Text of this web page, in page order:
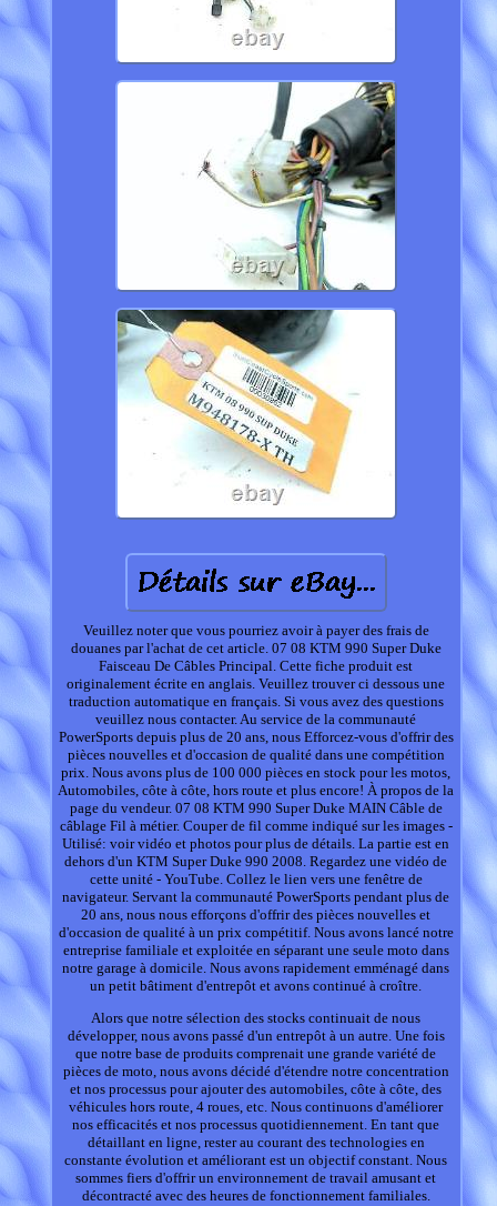
Veuillez noter que vous pourriez avoir à payer des frais de
douanes par l'achat de cet article. 07 08 KTM 990 Super Duke
Faisceau De Câbles Principal. Cette fiche produit est
originalement écrite en anglais. Veuillez trouver ci dessous une
traduction automatique en français. Si vous avez des questions
veuillez nous contacter. Au service de la communauté
PowerSports depuis plus de 20 ans, nous Efforcez-vous d'offrir des
pièces nouvelles et d'occasion de qualité dans une compétition
prix. Nous avons plus de 100 000 pièces en stock pour les motos,
Automobiles, côte à côte, hors route et plus encore! À propos de la
page du vendeur. 07 08 KTM 990 Super Duke MAIN Câble de
câblage Fil à métier. Couper de fil comme indiqué sur les images -
Utilisé: voir vidéo et photos pour plus de détails. La partie est en
dehors d'un KTM Super Duke 990 2008. Regardez une vidéo de
cette unité - YouTube. Collez le lien vers une fenêtre de
navigateur. Servant la communauté PowerSports pendant plus de
20 ans, nous nous efforçons d'offrir des pièces nouvelles et
d'occasion de qualité à un prix compétitif. Nous avons lancé notre
entreprise familiale et exploitée en séparant une seule moto dans
notre garage à domicile. Nous avons rapidement emménagé dans
un petit bâtiment d'entrepôt et avons continué à croître.
Alors que notre sélection des stocks continuait de nous
développer, nous avons passé d'un entrepôt à un autre. Une fois
que notre base de produits comprenait une grande variété de
pièces de moto, nous avons décidé d'étendre notre concentration
et nos processus pour ajouter des automobiles, côte à côte, des
véhicules hors route, 4 roues, etc. Nous continuons d'améliorer
nos efficacités et nos processus quotidiennement. En tant que
détaillant en ligne, rester au courant des technologies en
constante évolution et améliorant est un objectif constant. Nous
sommes fiers d'offrir un environnement de travail amusant et
décontracté avec des heures de fonctionnement familiales.